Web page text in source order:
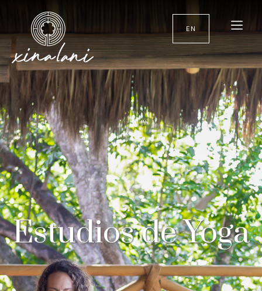
EN
Estudios de Yoga